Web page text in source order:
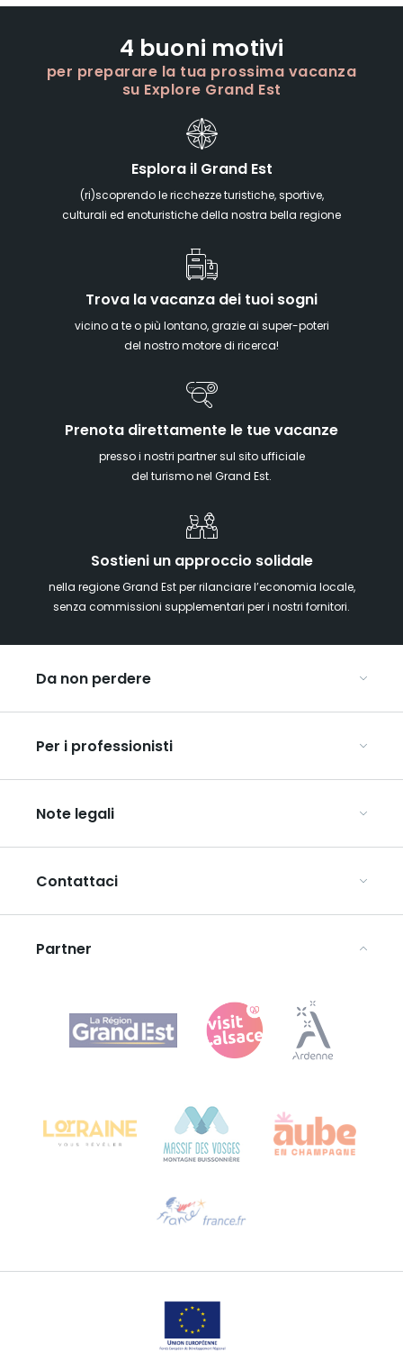
4 buoni motivi
per preparare la tua prossima vacanza
su Explore Grand Est
Esplora il Grand Est
(ri)scoprendo le ricchezze turistiche, sportive,
culturali ed enoturistiche della nostra bella regione
Trova la vacanza dei tuoi sogni
vicino a te o più lontano, grazie ai super-poteri
del nostro motore di ricerca!
Prenota direttamente le tue vacanze
presso i nostri partner sul sito ufficiale
del turismo nel Grand Est.
Sostieni un approccio solidale
nella regione Grand Est per rilanciare l’economia locale,
senza commissioni supplementari per i nostri fornitori.
Da non perdere
Alsazia
Ardenne
Champagne
Per i professionisti
Organizzate il vostro viaggio di gruppo
Scopri l’ART GE
Mediaroom
Note legali
Informativa sulla privacy
Avvertenze legali
Contattaci
Agence Régionale du Tourisme Grand Est
Bureau de Colmar (sede operativa)
Contattaci per e-mail
Partner